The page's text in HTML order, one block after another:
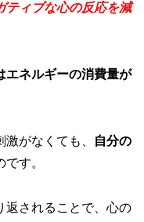
ティブな心の反応を減
エネルギーの消費量が
がなくても、
自分の
です。
返されることで、心の